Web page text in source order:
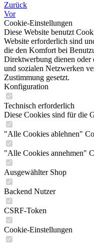
Zurück
Vor
Cookie-Einstellungen
Diese Website benutzt
Website erforderlich sind
die den Komfort bei
Direktwerbung dienen oder
und sozialen Netzwerken
Zustimmung gesetzt.
Konfiguration
Technisch erforderlich
Diese Cookies sind für die
"Alle Cookies ablehnen"
"Alle Cookies annehmen"
Ausgewählter Shop
Backend Nutzer
CSRF-Token
Cookie-Einstellungen